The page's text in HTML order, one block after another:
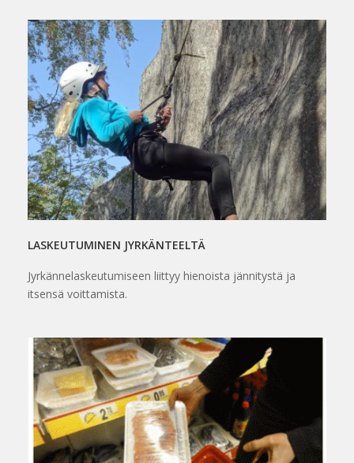
LASKEUTUMINEN JYRKÄNTEELTÄ
Jyrkännelaskeutumiseen liittyy hienoista jännitystä ja
itsensä voittamista.